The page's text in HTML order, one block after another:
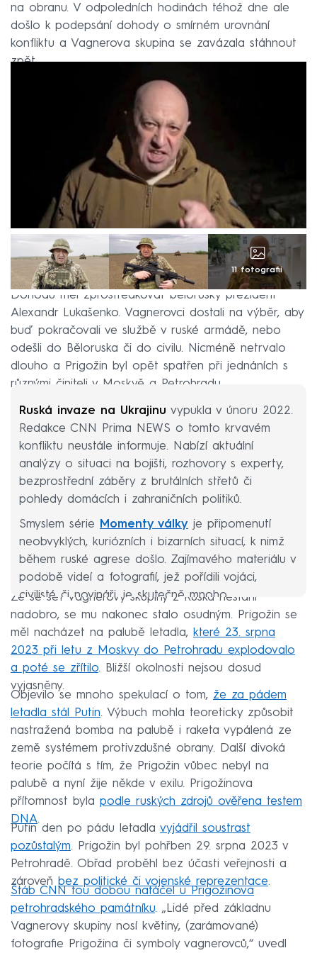
na obranu. V odpoledních hodinách téhož dne ale
došlo k podepsání dohody o smírném urovnání
konfliktu a Vagnerova skupina se zavázala stáhnout
zpět.
11 fotografií
Dohodu měl zprostředkovat běloruský prezident
Alexandr Lukašenko. Vagnerovci dostali na výběr, aby
buď pokračovali ve službě v ruské armádě, nebo
odešli do Běloruska či do civilu. Nicméně netrvalo
dlouho a Prigožin byl opět spatřen při jednáních s
různými činiteli v Moskvě a Petrohradu.
Ruská invaze na Ukrajinu vypukla v únoru 2022.
Redakce CNN Prima NEWS o tomto krvavém
konfliktu neustále informuje. Nabízí aktuální
analýzy o situaci na bojišti, rozhovory s experty,
bezprostřední záběry z brutálních střetů či
pohledy domácích i zahraničních politiků.
Smyslem série Momenty války je připomenutí
neobvyklých, kuriózních i bizarních situací, k nimž
během ruské agrese došlo. Zajímavého materiálu v
podobě videí a fotografií, jež pořídili vojáci,
civilisté či novináři, je skutečně mnoho.
Že se šéf Vagnerovy skupiny z Ruska nestáhl
nadobro, se mu nakonec stalo osudným. Prigožin se
měl nacházet na palubě letadla, které 23. srpna
2023 při letu z Moskvy do Petrohradu explodovalo
a poté se zřítilo. Bližší okolnosti nejsou dosud
vyjasněny.
Objevilo se mnoho spekulací o tom, že za pádem
letadla stál Putin. Výbuch mohla teoreticky způsobit
nastražená bomba na palubě i raketa vypálená ze
země systémem protivzdušné obrany. Další divoká
teorie počítá s tím, že Prigožin vůbec nebyl na
palubě a nyní žije někde v exilu. Prigožinova
přítomnost byla podle ruských zdrojů ověřena testem
DNA.
Putin den po pádu letadla vyjádřil soustrast
pozůstalým. Prigožin byl pohřben 29. srpna 2023 v
Petrohradě. Obřad proběhl bez účasti veřejnosti a
zároveň bez politické či vojenské reprezentace.
Štáb CNN tou dobou natáčel u Prigožinova
petrohradského památníku. „Lidé před základnu
Vagnerovy skupiny nosí květiny, (zarámované)
fotografie Prigožina či symboly vagnerovců,“ uvedl